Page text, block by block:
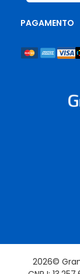
PAGAMENTO
2026©